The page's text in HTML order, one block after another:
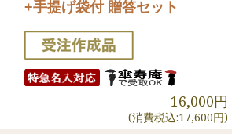
+手提げ袋付 贈答セット
16,000円
(消費税込:17,600円)